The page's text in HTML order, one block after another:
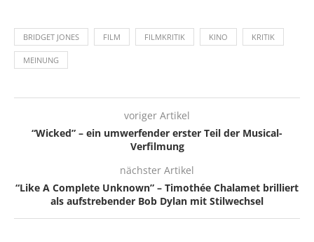
BRIDGET JONES FILM FILMKRITIK KINO KRITIK
MEINUNG
voriger Artikel
“Wicked” – ein umwerfender erster Teil der Musical-
Verfilmung
nächster Artikel
“Like A Complete Unknown” – Timothée Chalamet brilliert
als aufstrebender Bob Dylan mit Stilwechsel